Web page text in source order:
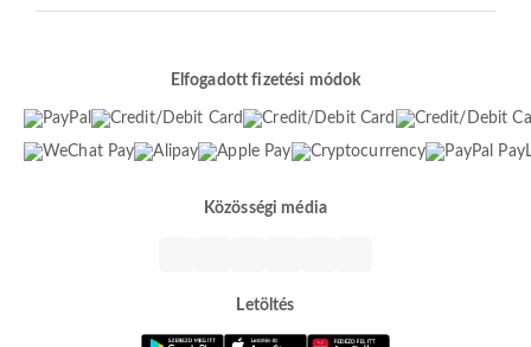
Elfogadott fizetési módok
Közösségi média
Letöltés